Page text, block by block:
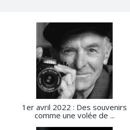
1er avril 2022 : Des souvenirs
comme une volée de ...